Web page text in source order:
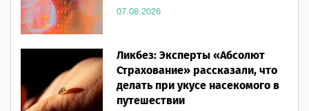
07.08.2026
Ликбез: Эксперты «Абсолют
Страхование» рассказали, что
делать при укусе насекомого в
путешествии